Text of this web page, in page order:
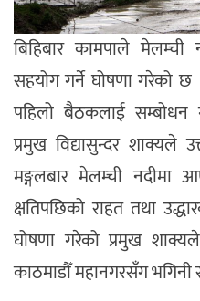
बिहिबार कामपाले
सहयोग गर्ने घोषणा गरेको
पहिलो बैठकलाई सम्बोधन
प्रमुख विद्यासुन्दर शाक्यले
मङ्गलबार मेलम्ची नदीमा
क्षतिपछिको राहत तथा
घोषणा गरेको प्रमुख
काठमाडौँ महानगरसँग भगिनी